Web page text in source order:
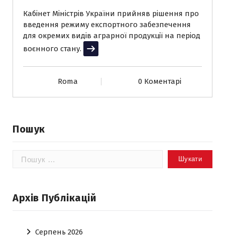
Кабінет Міністрів України прийняв рішення про
введення режиму експортного забезпечення
для окремих видів аграрної продукції на період
воєнного стану.
Читати далі
Roma 0 Коментарі
Пошук
Пошук:
Архів Публікацій
Серпень 2026